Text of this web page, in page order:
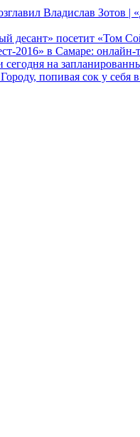
Владислав Зотов |
десант» посетит «Том
2016» в Самаре: онлайн-
на
попивая сок у себя в